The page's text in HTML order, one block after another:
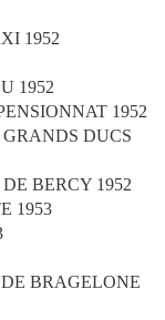
1952
1952
1952
DUCS
BERCY 1952
1953
BRAGELONE